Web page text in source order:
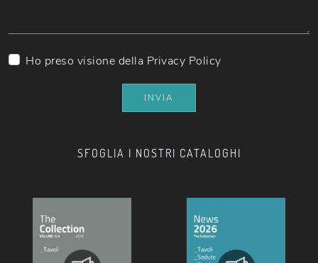
SFOGLIA I NOSTRI CATALOGHI
Ho preso visione della Privacy Policy
INVIA